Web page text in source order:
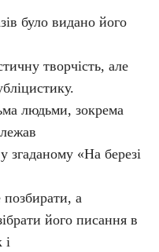
було видано його
творчість, але
людьми, зокрема
згаданому «На березі
а
його писання в
і